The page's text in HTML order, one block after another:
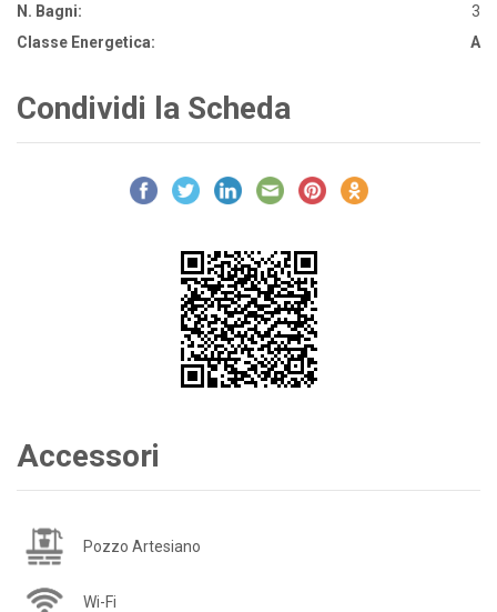
N. Bagni:
3
Classe Energetica:
A
Condividi la Scheda
Accessori
Pozzo Artesiano
Wi-Fi